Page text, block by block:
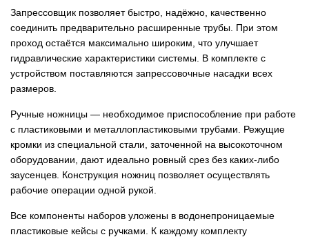
Запрессовщик позволяет быстро, надёжно, качественно
соединить предварительно расширенные трубы. При этом
проход остаётся максимально широким, что улучшает
гидравлические характеристики системы. В комплекте с
устройством поставляются запрессовочные насадки всех
размеров.
Ручные ножницы — необходимое приспособление при работе
с пластиковыми и металлопластиковыми трубами. Режущие
кромки из специальной стали, заточенной на высокоточном
оборудовании, дают идеально ровный срез без каких-либо
заусенцев. Конструкция ножниц позволяет осуществлять
рабочие операции одной рукой.
Все компоненты наборов уложены в водонепроницаемые
пластиковые кейсы с ручками. К каждому комплекту